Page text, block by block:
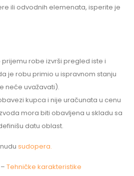
ili odvodnih elemenata, isperite je
robe izvrši pregled iste i
je robu primio u ispravnom stanju
neće uvažavati).
kupca i nije uračunata u cenu
mora biti obavljena u skladu sa
datu oblast.
sudopera.
Tehničke karakteristike